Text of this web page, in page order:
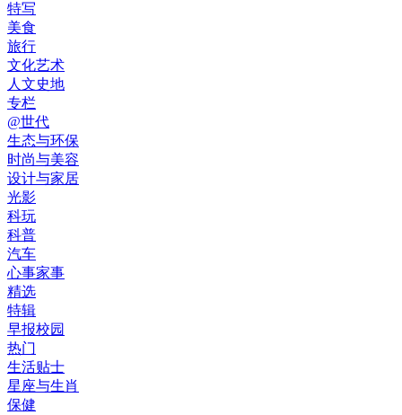
特写
美食
旅行
文化艺术
人文史地
专栏
@世代
生态与环保
时尚与美容
设计与家居
光影
科玩
科普
汽车
心事家事
精选
特辑
早报校园
热门
生活贴士
星座与生肖
保健